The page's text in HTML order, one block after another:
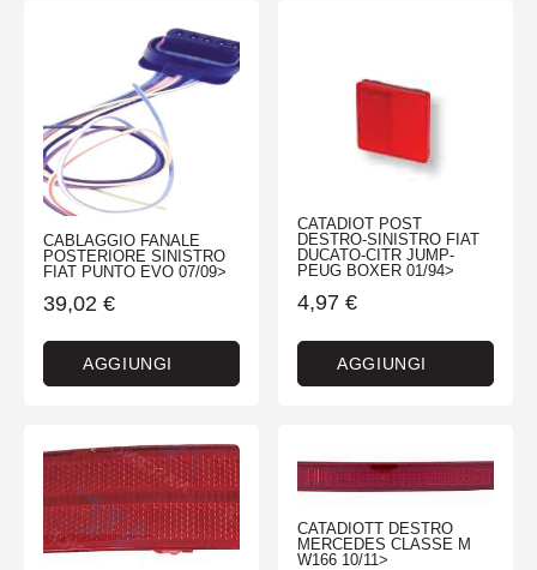
CABLAGGIO FANALE
POSTERIORE SINISTRO
FIAT PUNTO EVO 07/09>
39,02 €
AGGIUNGI
CATADIOT POST
DESTRO-SINISTRO FIAT
DUCATO-CITR JUMP-
PEUG BOXER 01/94>
4,97 €
AGGIUNGI
CATADIOTT DESTRO
MERCEDES CLASSE M
W166 10/11>